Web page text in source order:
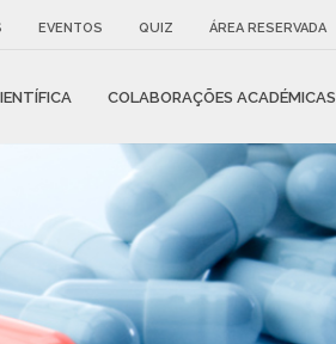
EVENTOS QUIZ ÁREA RESERVADA
COLABORAÇÕES ACADÉMICAS